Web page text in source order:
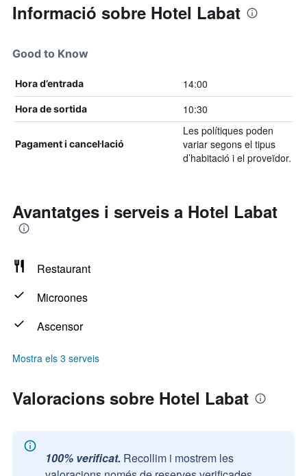
Informació sobre Hotel Labat
Good to Know
Hora d’entrada 14:00
Hora de sortida 10:30
Pagament i cancel·lació
Les polítiques poden
variar segons el tipus
d’habitació i el proveïdor.
Avantatges i serveis a Hotel Labat
Restaurant
Microones
Ascensor
Mostra els 3 serveis
Valoracions sobre Hotel Labat
100% verificat. Recollim i mostrem les